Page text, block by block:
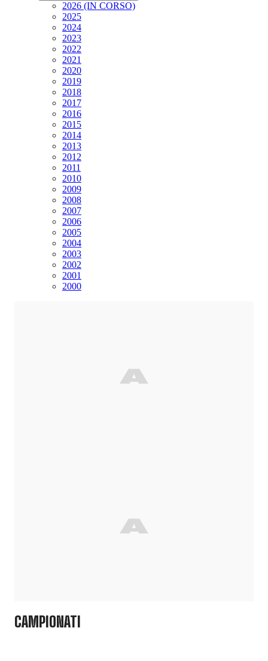
2026 (IN CORSO)
2025
2024
2023
2022
2021
2020
2019
2018
2017
2016
2015
2014
2013
2012
2011
2010
2009
2008
2007
2006
2005
2004
2003
2002
2001
2000
CAMPIONATI